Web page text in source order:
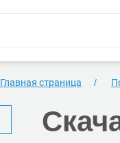
Главная страница